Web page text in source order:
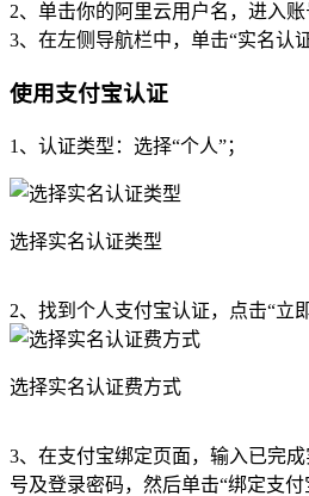
2、单击你的阿里云用户名，进入账
3、在左侧导航栏中，单击“实名认证
使用支付宝认证
1、认证类型：选择“个人”；
选择实名认证类型
2、找到个人支付宝认证，点击“立即
选择实名认证费方式
3、在支付宝绑定页面，输入已完
号及登录密码，然后单击“绑定支付